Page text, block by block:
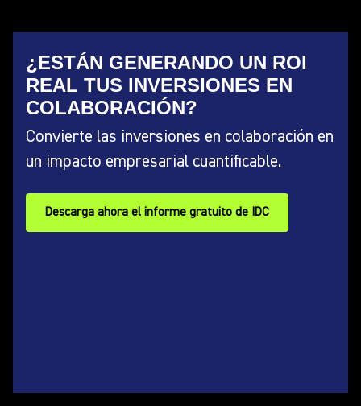
¿ESTÁN GENERANDO UN ROI
REAL TUS INVERSIONES EN
COLABORACIÓN?
Convierte las inversiones en colaboración en
un impacto empresarial cuantificable.
Descarga ahora el informe gratuito de IDC